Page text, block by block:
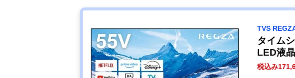
TVS
タイム
LED液
税込み